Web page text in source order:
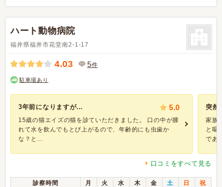
ハート動物病院
福井県福井市花堂南2-1-17
4.03 5件
駐車場あり
3年前になりますが… 5.0
15歳の猫エイズの猫を診ていただきました。 口の中が腫
れて水を飲んでもとび上がるので、年齢的にも虫歯か
な？と...
突然
家族
と嘔
であ
口コミをすべて見る
診察時間 月 火 水 木 金 土 日
祝